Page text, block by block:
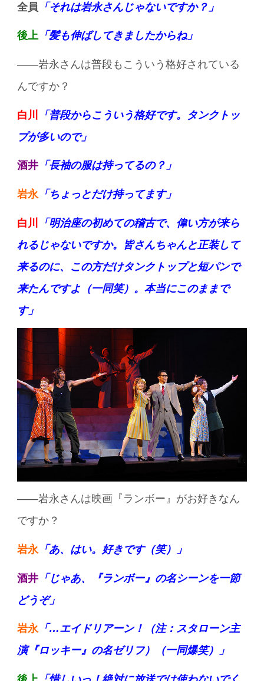
全員 「それは岩永さんじゃないですか？」
後上 「髪も伸ばしてきましたからね」
——岩永さんは普段もこういう格好されている
んですか？
白川
「普段からこういう格好です。タンクトッ
プが多いので」
酒井 「長袖の服は持ってるの？」
岩永 「ちょっとだけ持ってます」
白川
「明治座の初めての稽古で、偉い方が来ら
れるじゃないですか。皆さんちゃんと正装して
来るのに、この方だけタンクトップと短パンで
来たんですよ（一同笑）。本当にこのままで
す」
——岩永さんは映画『ランボー』がお好きなん
ですか？
岩永「あ、はい。好きです（笑）」
酒井 「じゃあ、『ランボー』の名シーンを一節
どうぞ」
岩永「…エイドリアーン！（注：スタローン主
演『ロッキー』の名ゼリフ）（一同爆笑）」